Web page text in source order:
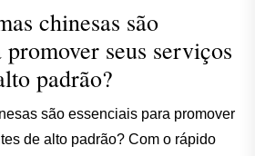
chinesas são
promover seus serviços
padrão?
são essenciais para promover
de alto padrão? Com o rápido